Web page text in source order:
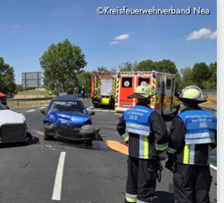
©Kreisfeuerwehrverband Nea